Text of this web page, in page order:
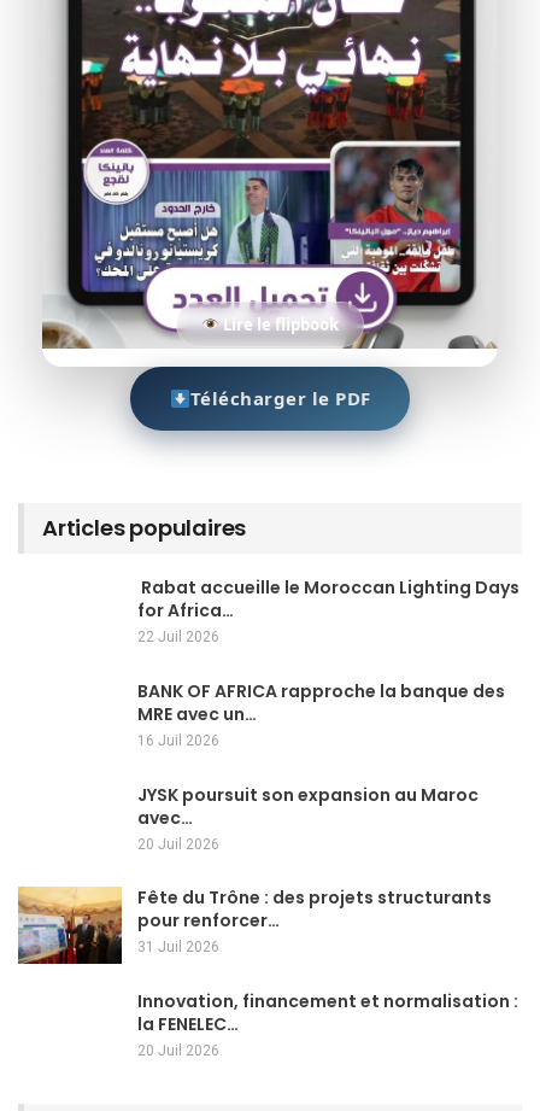
Lire le flipbook
Télécharger le PDF
Articles populaires
Rabat accueille le Moroccan Lighting Days
for Africa…
22 Juil 2026
BANK OF AFRICA rapproche la banque des
MRE avec un…
16 Juil 2026
JYSK poursuit son expansion au Maroc
avec…
20 Juil 2026
Fête du Trône : des projets structurants
pour renforcer…
31 Juil 2026
Innovation, financement et normalisation :
la FENELEC…
20 Juil 2026